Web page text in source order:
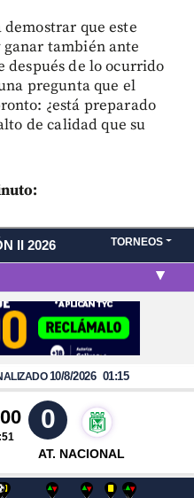
que este
también ante
después de lo ocurrido
pregunta que el
¿está preparado
de calidad que su